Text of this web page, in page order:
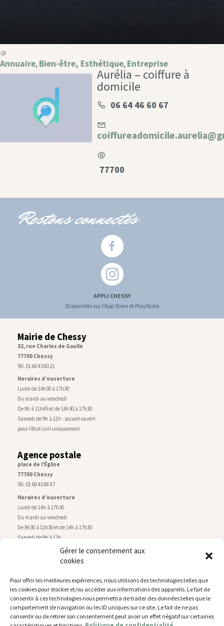
Gérer le consentement aux
cookies
Pour offrir les meilleures expériences, nous utilisons des technologies telles que
les cookies pour stocker et/ou accéder aux informations des appareils. Le fait de
consentir à ces technologies nous permettra de traiter des données telles que le
comportement de navigation ou les ID uniques sur ce site. Le fait de ne pas
consentir ou de retirer son consentement peut avoir un effet négatif sur certaines
Annuaire, Bien-être, Esthétique, Entreprise
Aurélia – coiffure à
domicile
06 64 46 60 67
77700
Restons connectés
APPLI CHESSY
Disponible sur l'App Store et PlayStore
Mairie de Chessy
32, rue Charles de Gaulle
77700 Chessy
Tél. 01 60 43 80 21
Horaires d’ouverture
Lundi de 14h30 à 17h30
Du mardi au vendredi
De 9h à 11h45 et de 14h30 à 17h30
Samedi de 9h à 12h : accueil ouvert
pour l’état civil uniquement
Agence postale
place de l’Église
77700 Chessy
Tél. 01 60 43 88 87
Horaires d’ouverture
Lundi de 14h à 17h30
Du mardi au vendredi
De 9h30 à 12h30 et de 14h à 17h30
Samedi de 9h à 12h
Service technique
rue de Montry–77700 Chessy
Tél. 01 60 43 52 63
Horaires d’ouverture
Lundi, mardi et jeudi